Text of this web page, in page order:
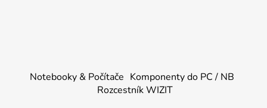
Notebooky & Počítače Komponenty do PC / NB
Rozcestník WIZIT